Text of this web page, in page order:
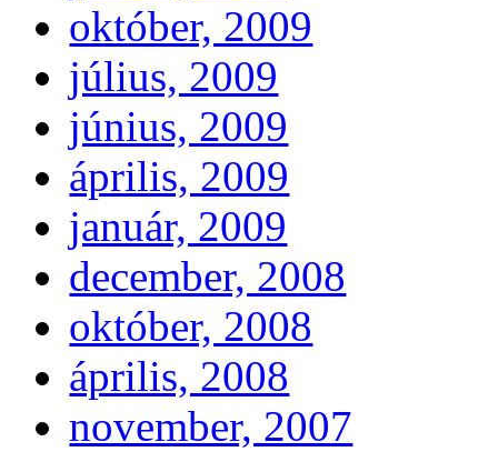
október, 2009
július, 2009
június, 2009
április, 2009
január, 2009
december, 2008
október, 2008
április, 2008
november, 2007